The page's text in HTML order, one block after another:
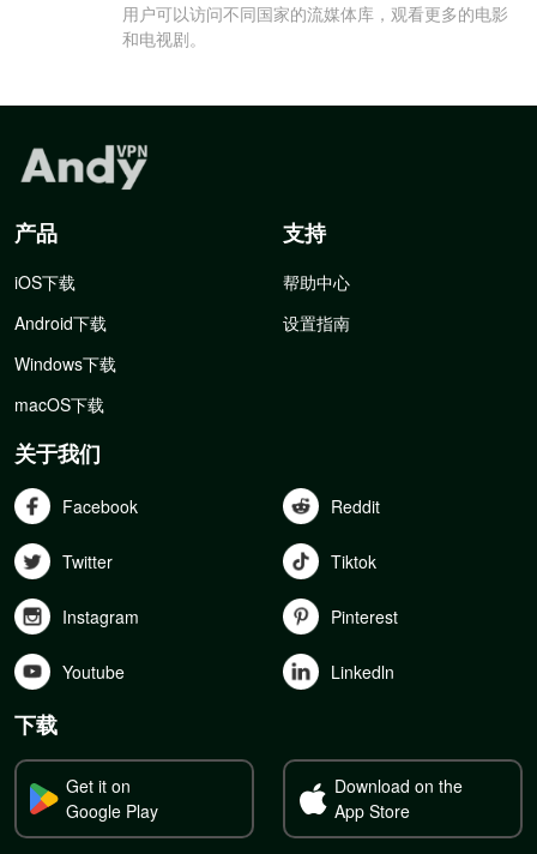
用户可以访问不同国家的流媒体库，观看更多的电影
和电视剧。
产品
iOS下载
Android下载
Windows下载
macOS下载
支持
帮助中心
设置指南
关于我们
Facebook Reddit
Twitter Tiktok
Instagram Pinterest
Youtube Linkedln
下载
Get it on
Google Play
Download on the
App Store